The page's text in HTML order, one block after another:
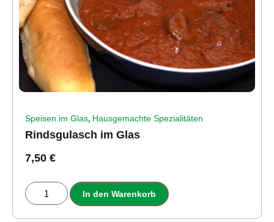
Speisen im Glas, Hausgemachte Spezialitäten
Rindsgulasch im Glas
7,50 €
In den Warenkorb